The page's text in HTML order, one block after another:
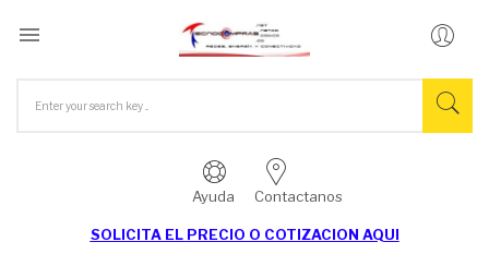

Ayuda Contactanos
SOLICITA EL PRECIO O COTIZACION AQUI